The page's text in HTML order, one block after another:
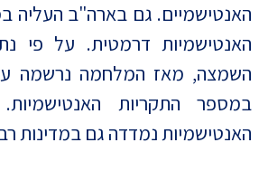
האנטישמיים. גם בארה"ב העליה
האנטישמיות דרמטית. על פי
במספר התקריות
האנטישמיות נמדדה גם במדינות